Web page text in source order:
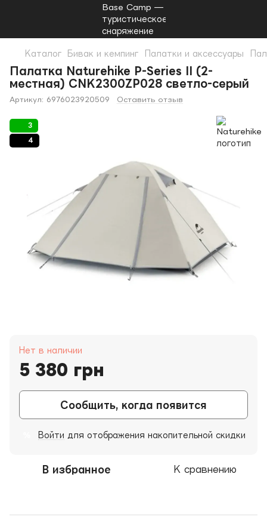
Каталог Бивак и кемпинг Палатки и аксессуары
Палатка Naturehike P-Series II (2-
местная) CNK2300ZP028 светло-серый
Артикул: 6976023920509 Оставить отзыв
3
4
Нет в наличии
5 380 грн
Сообщить, когда появится
Войти для отображения накопительной скидки
В избранное К сравнению